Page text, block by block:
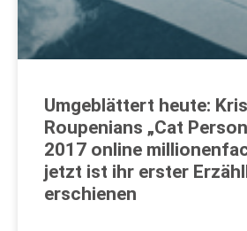
Umgeblättert heute:
Roupenians „Cat
2017 online
jetzt ist ihr erster
erschienen